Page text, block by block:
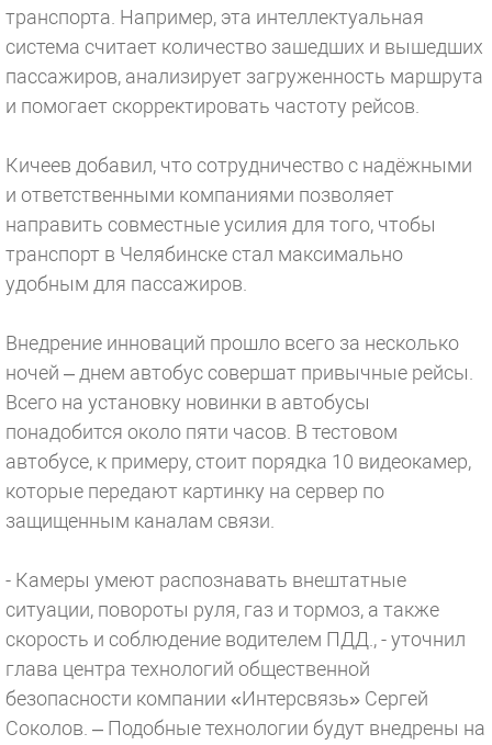
транспорта. Например, эта интеллектуальная
система считает количество зашедших и вышедших
пассажиров, анализирует загруженность маршрута
и помогает скорректировать частоту рейсов.
Кичеев добавил, что сотрудничество с надёжными
и ответственными компаниями позволяет
направить совместные усилия для того, чтобы
транспорт в Челябинске стал максимально
удобным для пассажиров.
Внедрение инноваций прошло всего за несколько
ночей – днем автобус совершат привычные рейсы.
Всего на установку новинки в автобусы
понадобится около пяти часов. В тестовом
автобусе, к примеру, стоит порядка 10 видеокамер,
которые передают картинку на сервер по
защищенным каналам связи.
- Камеры умеют распознавать внештатные
ситуации, повороты руля, газ и тормоз, а также
скорость и соблюдение водителем ПДД., - уточнил
глава центра технологий общественной
безопасности компании «Интерсвязь» Сергей
Соколов. – Подобные технологии будут внедрены на